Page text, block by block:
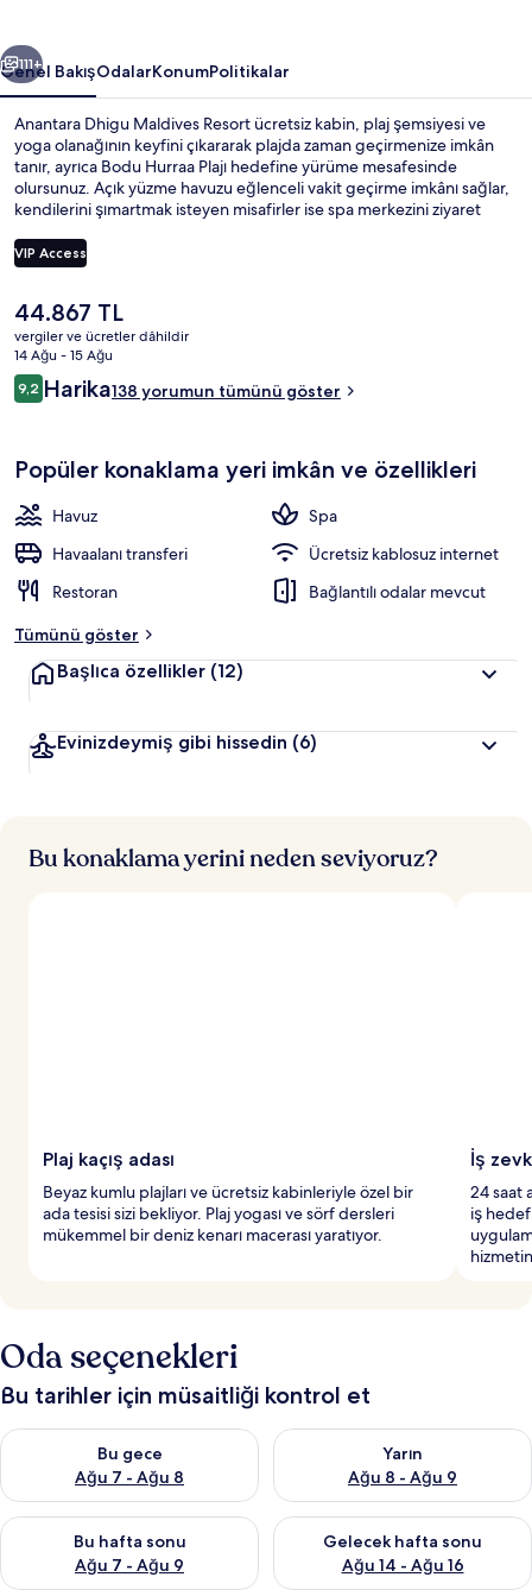
Sonraki
111+
Genel BakışOdalarKonumPolitikalar
Anantara Dhigu Maldives Resort ücretsiz kabin, plaj şemsiyesi ve
yoga olanağının keyfini çıkararak plajda zaman geçirmenize imkân
tanır, ayrıca Bodu Hurraa Plajı hedefine yürüme mesafesinde
olursunuz. Açık yüzme havuzu eğlenceli vakit geçirme imkânı sağlar,
kendilerini şımartmak isteyen misafirler ise spa merkezini ziyaret
keyiflerine bakabilir. 4 restoran arasından biri olan Fushi Cafe,
okyanus manzaralı bir mekândır, kahvaltı ve akşam yemeği sunar.
dâhilindeki diğer özellikler arasındadır.
VIP Access
Şu
anki
fiyat
44.867 TL
44.867 TL
vergiler ve ücretler dâhildir
14 Ağu - 15 Ağu
Yorumlar
9,29,2/10
Harika138 yorumun tümünü göster
Popüler konaklama yeri imkân ve özellikleri
Havuz
Spa
Havaalanı transferi
Ücretsiz kablosuz internet
Restoran
Bağlantılı odalar mevcut
Tümünü göster
Başlıca özellikler (12)
Evinizdeymiş gibi hissedin (6)
Bu konaklama yerini neden seviyoruz?
Plaj kaçış adası
Beyaz kumlu plajları ve ücretsiz kabinleriyle özel bir
ada tesisi sizi bekliyor. Plaj yogası ve sörf dersleri
mükemmel bir deniz kenarı macerası yaratıyor.
İş
24 saat
iş
Oda seçenekleri
Bu tarihler için müsaitliği kontrol et
Bu gece
Ağu 7 - Ağu 8
Bu gece için müsaitliği kontrol et Ağu 7 - Ağu 8
Yarın
Ağu 8 - Ağu 9
Yarın için müsaitliği kontrol
Bu hafta sonu
Ağu 7 - Ağu 9
Bu hafta sonu için müsaitliği kontrol et Ağu 7 - Ağu 9
Gelecek hafta sonu
Ağu 14 - Ağu 16
Önümüzdeki hafta sonu için